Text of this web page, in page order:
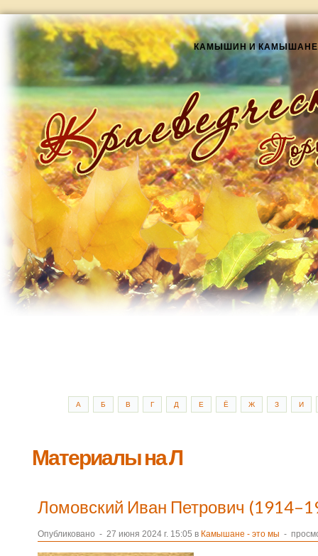
КАМЫШИН И КАМЫШАНЕ
А Б В Г Д Е Ё Ж З И
Материалы на Л
Ломовский Иван Петрович
Опубликовано - 27 июня 2024 г. 15:05 в Камышане - это мы -